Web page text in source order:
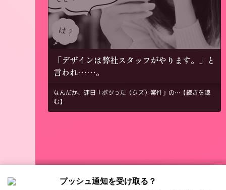
「デザインは弊社スタッフがやります。」と
言われ……。
なんだか、連日「ボツった（クズ）案件」の… 【続きを読
む】
プッシュ通知を受け取る？